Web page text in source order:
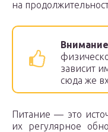
на
зависит
сюда же
Питание — это
их регулярное